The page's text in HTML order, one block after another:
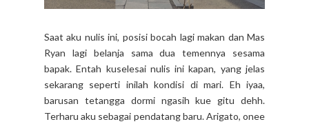
Saat aku nulis ini, posisi bocah lagi makan dan Mas
Ryan lagi belanja sama dua temennya sesama
bapak. Entah kuselesai nulis ini kapan, yang jelas
sekarang seperti inilah kondisi di mari. Eh iyaa,
barusan tetangga dormi ngasih kue gitu dehh.
Terharu aku sebagai pendatang baru. Arigato, onee